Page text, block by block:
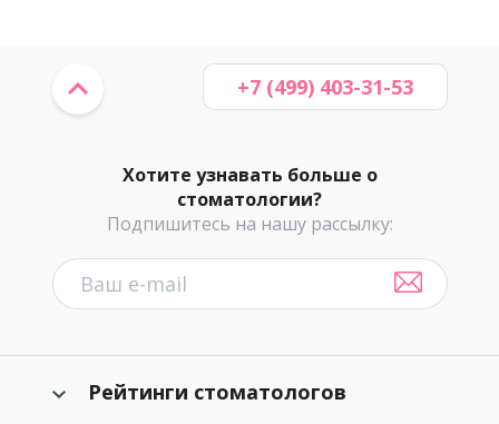
Хотите узнавать больше о
стоматологии?
Подпишитесь на нашу рассылку:
+7 (499) 403-31-53
Рейтинги стоматологов